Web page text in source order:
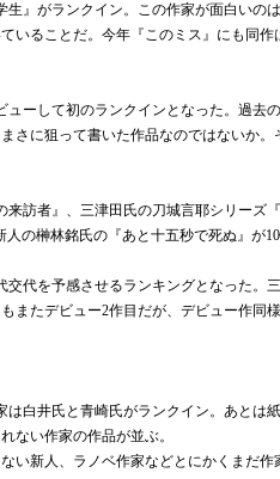
』がランクイン。この作家が面白いの
いることだ。今年『このミス』にも同作
ーして初のランクインとなった。過去
さに狙って書いた作品なのではないか。
訪者』、三津田氏の刀城言耶シリーズ
の榊林銘氏の『あと十五秒で死ぬ』が10
代を予感させるランキングとなった。
またデビュー2作目だが、デビュー作同
白井氏と青崎氏がランクイン。あとは
ない作家の作品が並ぶ。
い新人、ラノベ作家などとにかくまだ作